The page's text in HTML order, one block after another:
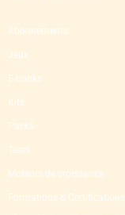
Abonnements
Jeux
E-books
Kits
Packs
Tests
Moteurs de croissance
Formations & Certifications